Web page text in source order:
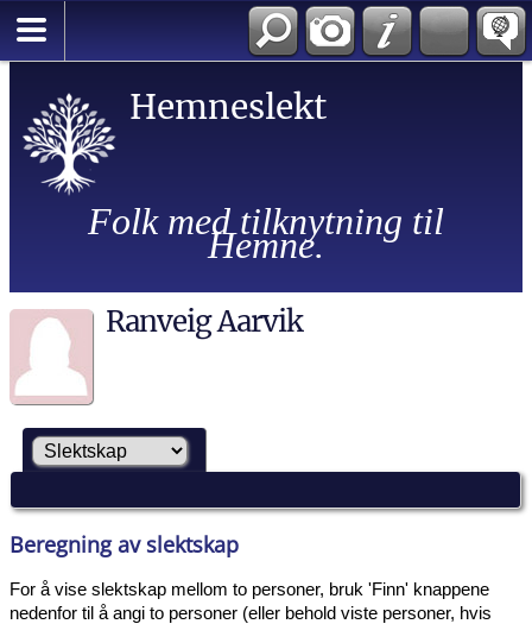
Hemneslekt
Folk med tilknytning til
Hemne.
Ranveig Aarvik
Beregning av slektskap
For å vise slektskap mellom to personer, bruk 'Finn' knappene
nedenfor til å angi to personer (eller behold viste personer, hvis